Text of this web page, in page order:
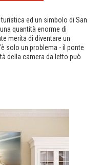
turistica ed un simbolo di San
quantità enorme di
merita di diventare un
solo un problema - il ponte
della camera da letto può